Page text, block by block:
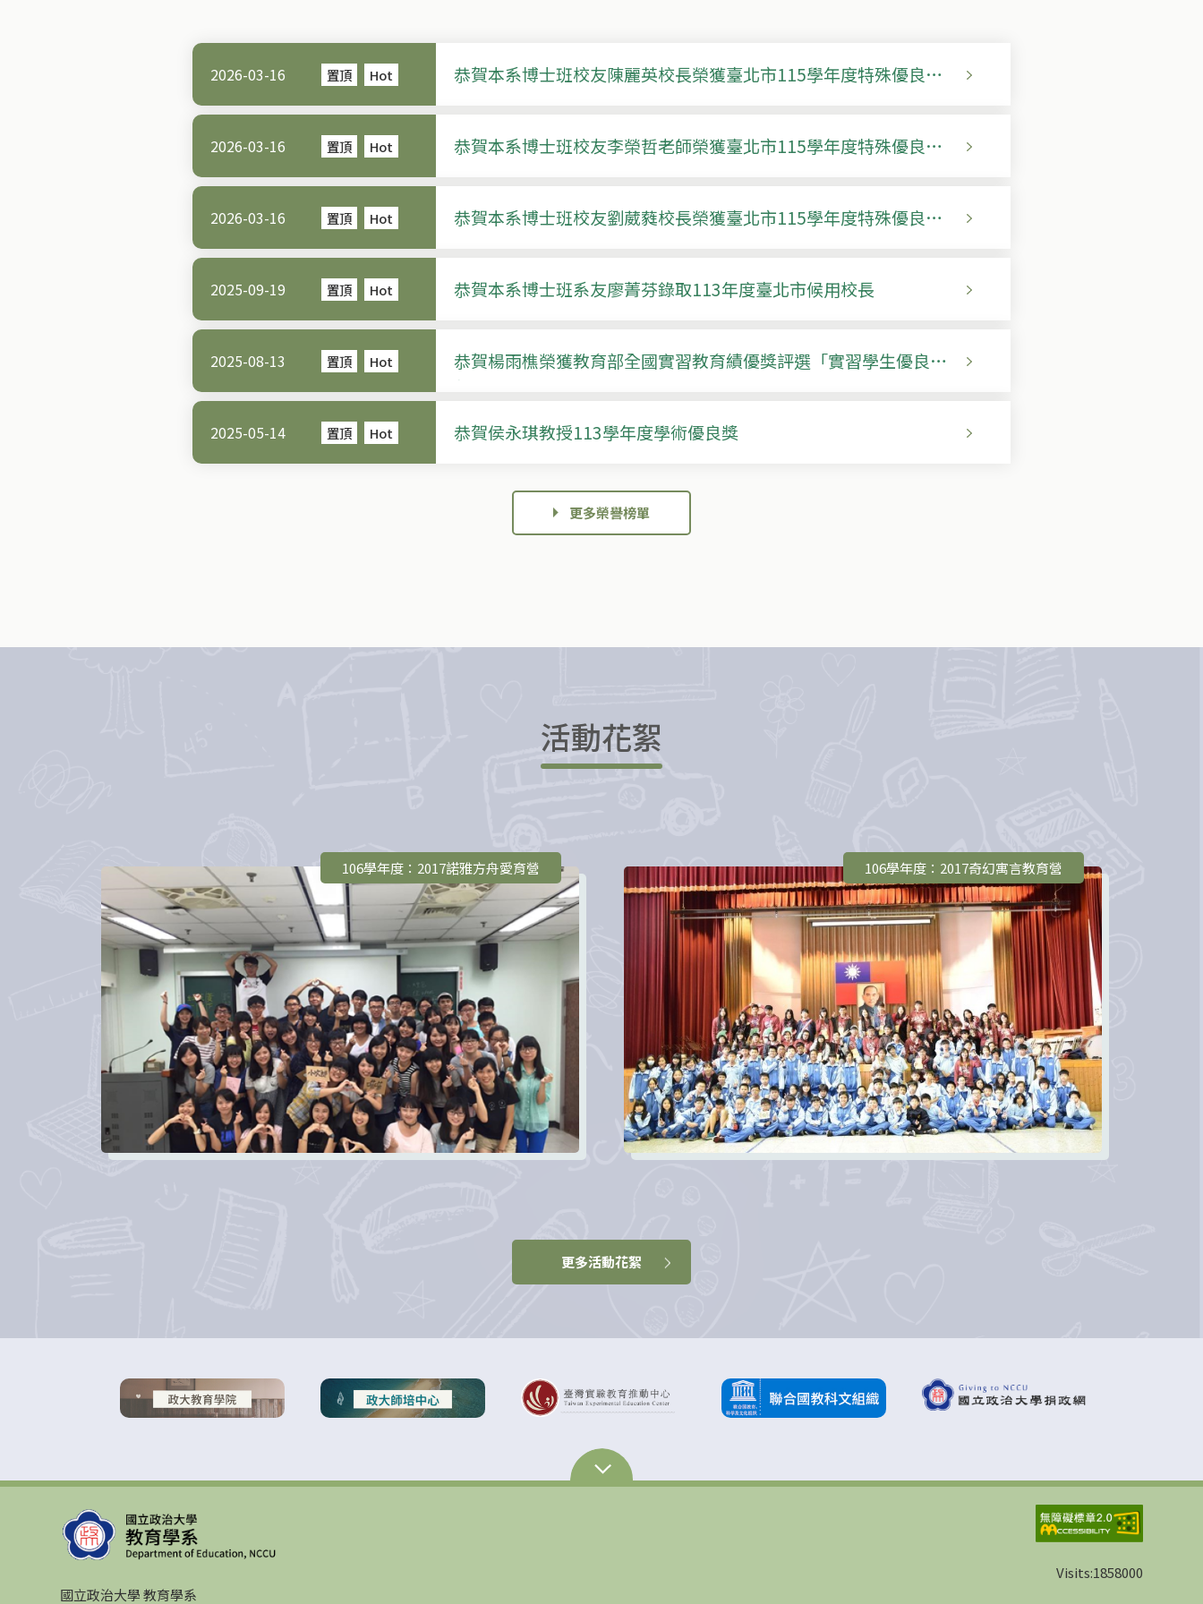
2026-03-16 置頂 Hot
恭賀本系博士班校友陳麗英校長榮獲臺北市115學年度特殊優良教
2026-03-16 置頂 Hot
恭賀本系博士班校友李榮哲老師榮獲臺北市115學年度特殊優良教
2026-03-16 置頂 Hot
恭賀本系博士班校友劉葳蕤校長榮獲臺北市115學年度特殊優良教
2025-09-19 置頂 Hot 恭賀本系博士班系友廖菁芬錄取113年度臺北市候用校長
2025-08-13 置頂 Hot
恭賀楊雨樵榮獲教育部全國實習教育績優獎評選「實習學生優良
獎」
2025-05-14 置頂 Hot 恭賀侯永琪教授113學年度學術優良獎
更多榮譽榜單
活動花絮
106學年度：2017諾雅方舟愛育營 106學年度：2017奇幻寓言教育營
更多活動花絮
國立政治大學 教育學系
Visits:1858000